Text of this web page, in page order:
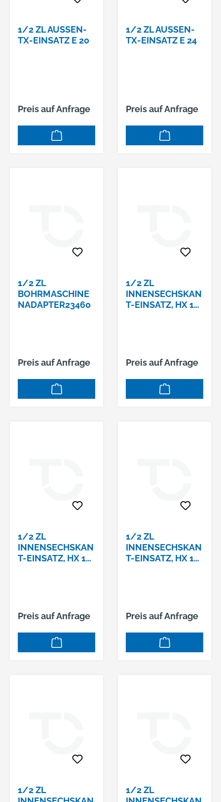
1/2 ZL AUSSEN-T
X-EINSATZ E 20
Preis auf Anfrage
1/2 ZL AUSSEN-T
X-EINSATZ E 24
Preis auf Anfrage
1/2 ZL
BOHRMASCHINE
NADAPTER23460
Preis auf Anfrage
1/2 ZL
INNENSECHSKAN
T-EINSATZ, HX 10
Preis auf Anfrage
1/2 ZL
INNENSECHSKAN
T-EINSATZ, HX 10
Preis auf Anfrage
1/2 ZL
INNENSECHSKAN
T-EINSATZ, HX 11
Preis auf Anfrage
1/2 ZL
1/2 ZL